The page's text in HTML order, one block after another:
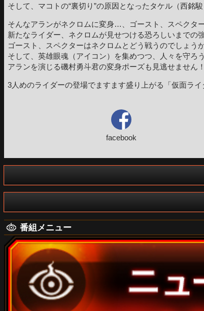
そして、マコトの“裏切り”の原因となったタケル（西銘
そんなアランがネクロムに変身…、ゴースト、スペクタ
新たなライダー、ネクロムが見せつける恐ろしいまでの
ゴースト、スペクターはネクロムとどう戦うのでしょう
そして、英雄眼魂（アイコン）を集めつつ、人々を守ろ
アランを演じる磯村勇斗君の変身ポーズも見逃せません！
3人めのライダーの登場でますます盛り上がる「仮面ラ
facebook
番組メニュー